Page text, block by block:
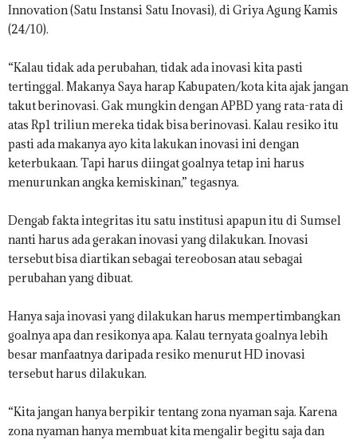
Innovation (Satu Instansi Satu Inovasi), di Griya Agung Kamis
(24/10).
“Kalau tidak ada perubahan, tidak ada inovasi kita pasti
tertinggal. Makanya Saya harap Kabupaten/kota kita ajak jangan
takut berinovasi. Gak mungkin dengan APBD yang rata-rata di
atas Rp1 triliun mereka tidak bisa berinovasi. Kalau resiko itu
pasti ada makanya ayo kita lakukan inovasi ini dengan
keterbukaan. Tapi harus diingat goalnya tetap ini harus
menurunkan angka kemiskinan,” tegasnya.
Dengab fakta integritas itu satu institusi apapun itu di Sumsel
nanti harus ada gerakan inovasi yang dilakukan. Inovasi
tersebut bisa diartikan sebagai tereobosan atau sebagai
perubahan yang dibuat.
Hanya saja inovasi yang dilakukan harus mempertimbangkan
goalnya apa dan resikonya apa. Kalau ternyata goalnya lebih
besar manfaatnya daripada resiko menurut HD inovasi
tersebut harus dilakukan.
“Kita jangan hanya berpikir tentang zona nyaman saja. Karena
zona nyaman hanya membuat kita mengalir begitu saja dan